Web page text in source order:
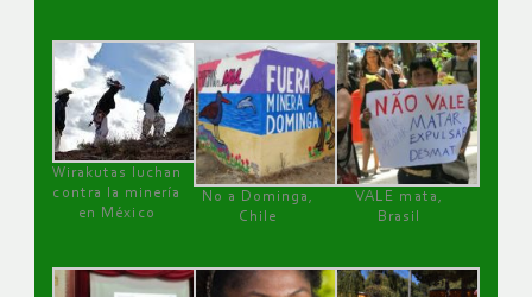
Wirakutas luchan
contra la minería
en México
No a Dominga,
Chile
VALE mata,
Brasil